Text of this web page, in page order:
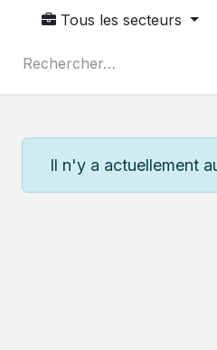
Tous les secteurs
Il n'y a actuellement